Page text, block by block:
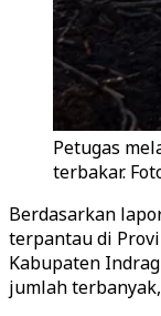
Petugas
terbakar.
Berdasarkan
terpantau di
Kabupaten
jumlah